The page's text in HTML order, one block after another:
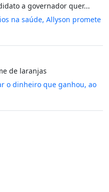
a governador quer...
na saúde, Allyson promete
de laranjas
o dinheiro que ganhou, ao